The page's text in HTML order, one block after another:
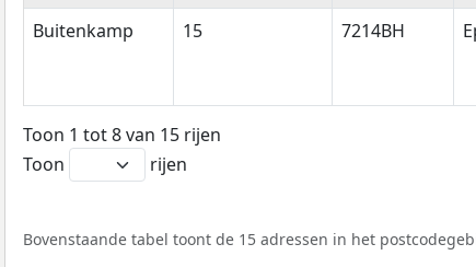
Buitenkamp 15 7214BH
Toon 1 tot 8 van 15 rijen
Toon
rijen
Bovenstaande tabel toont de 15 adressen in het